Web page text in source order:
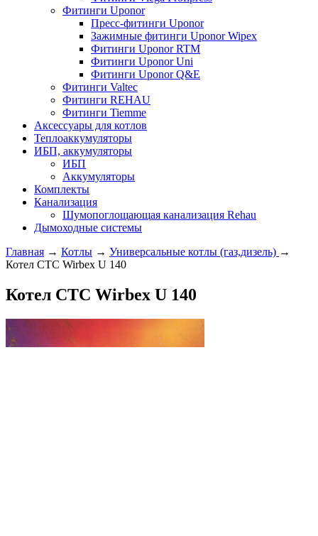
Фитинги Uponor
Пресс-фитинги Uponor
Зажимные фитинги Uponor Wipex
Фитинги Uponor RTM
Фитинги Uponor Uni
Фитинги Uponor Q&E
Фитинги Valtec
Фитинги REHAU
Фитинги Tiemme
Аксессуары для котлов
Теплоаккумуляторы
ИБП, аккумуляторы
ИБП
Аккумуляторы
Комплекты
Канализация
Шумопоглощающая канализация Rehau
Дымоходные системы
Главная → Котлы → Универсальные котлы (газ,дизель) →
Котел CTC Wirbex U 140
Котел CTC Wirbex U 140